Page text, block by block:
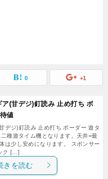
0 +1
(甘デジ)釘読み 止め打ち ボ
値
デジ)釘読み 止め打ち ボーダー 遊タ
種遊タイム機となります。天井=最
は少し安めになります。 スポンサー
ク […]
きを読む